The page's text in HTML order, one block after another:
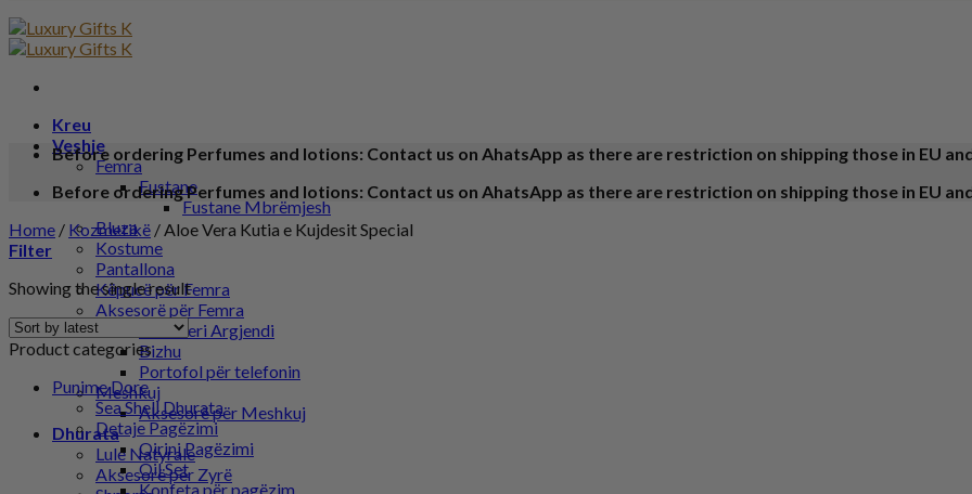
Kreu
Veshje
Femra
Fustane
Fustane Mbrëmjesh
Bluza
Kostume
Pantallona
Këpucë për Femra
Aksesorë për Femra
Bizhuteri Argjendi
Bizhu
Portofol për telefonin
Meshkuj
Aksesorë për Meshkuj
Dhurata
Lule Natyrale
Aksesorë për Zyrë
Before ordering Perfumes and lotions: Contact us on AhatsApp as there are restriction on shipping those in EU
Before ordering Perfumes and lotions: Contact us on AhatsApp as there are restriction on shipping those in EU
Home / Kozmetikë /Aloe Vera Kutia e Kujdesit Special
Filter
Showing the single result
Product categories
Punime Dore
Sea Shell Dhurata
Detaje Pagëzimi
Qirinj Pagëzimi
Oil Set
Konfeta për pagëzim